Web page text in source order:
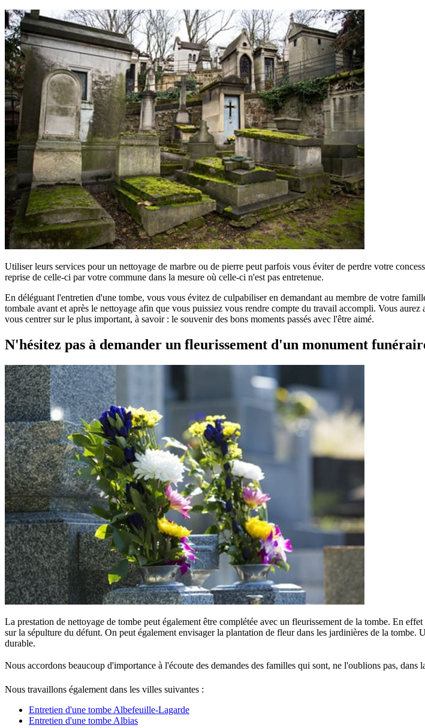
Utiliser leurs services pour un nettoyage de marbre ou de pierre peut parfois vous éviter de perdre votre
reprise de celle-ci par votre commune dans la mesure où celle-ci n'est pas entretenue.
En déléguant l'entretien d'une tombe, vous vous évitez de culpabiliser en demandant au membre de votre
tombale avant et après le nettoyage afin que vous puissiez vous rendre compte du travail accompli. Vous
vous centrer sur le plus important, à savoir : le souvenir des bons moments passés avec l'être aimé.
N'hésitez pas à demander un fleurissement d'un monument
La prestation de nettoyage de tombe peut également être complétée avec un fleurissement de la tombe. En
sur la sépulture du défunt. On peut également envisager la plantation de fleur dans les jardinières de la
durable.
Nous accordons beaucoup d'importance à l'écoute des demandes des familles qui sont, ne l'oublions pas, dans
Nous travaillons également dans les villes suivantes :
Entretien d'une tombe Albefeuille-Lagarde
Entretien d'une tombe Albias